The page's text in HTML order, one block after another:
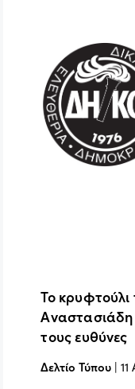
Το
Αναστασιάδη
τους ευθύνες
Δελτίο Τύπου |